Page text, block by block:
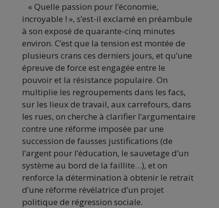
« Quelle passion pour l’économie,
incroyable ! », s’est-il exclamé en préambule
à son exposé de quarante-cinq minutes
environ. C’est que la tension est montée de
plusieurs crans ces derniers jours, et qu’une
épreuve de force est engagée entre le
pouvoir et la résistance populaire. On
multiplie les regroupements dans les facs,
sur les lieux de travail, aux carrefours, dans
les rues, on cherche à clarifier l’argumentaire
contre une réforme imposée par une
succession de fausses justifications (de
l’argent pour l’éducation, le sauvetage d’un
système au bord de la faillite…), et on
renforce la détermination à obtenir le retrait
d’une réforme révélatrice d’un projet
politique de régression sociale.